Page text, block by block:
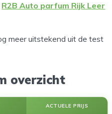
R2B Auto parfum Rijk Leer
meer uitstekend uit de test
overzicht
ACTUELE PRIJS